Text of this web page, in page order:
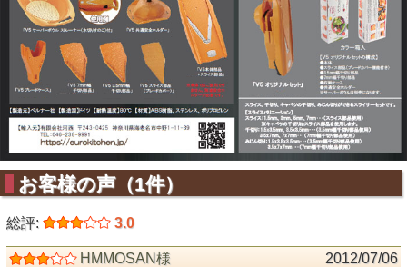
お客様の声（1件）
総評: 3.0
HMMOSAN様
2012/07/06